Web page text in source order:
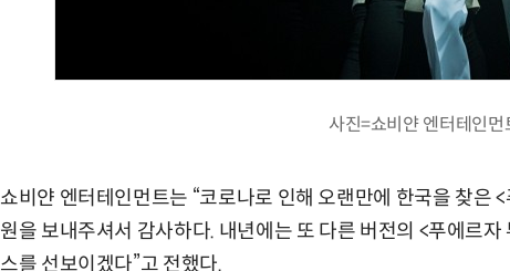
사진=쇼비얀 엔터테인먼
쇼비얀 엔터테인먼트는 “코로나로 인해 오랜만에 한국을 찾은
원을 보내주셔서 감사하다. 내년에는 또 다른 버전의 <푸에르
스를 선보이겠다”고 전했다.